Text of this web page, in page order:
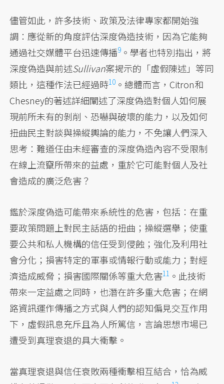
儘管如此，許多技術、政策及法律專家都開始強
調：應從新的角度評估深度偽造技術，因為它能夠
通過社交媒體平台迅速傳播9 。學者也特別指出，將
深度偽造與前述Sullivan案揭示的「虛假陳述」等同
類比， 這種作法已經過時10 。總體而言，Citron和
Chesney的著述詳細闡述了深度偽造對個人如何展
現前所未有的剝削、恐嚇與破壞的能力，以及如何
扭曲民主對談與操縱輿論的能力，不免讓人們深入
思考：難道任由未經審查的深度偽造內容不受限制
在線上流竄所帶來的益處，重於它可能對個人及社
會造成的廣泛危害？
鑑於深度偽造可能帶來系統性的危害，包括：在重
要政策問題上對民主話語的扭曲；操縱選舉；使重
要公共和私人機構的信任受到侵蝕；強化及利用社
會分化；損害特定的軍事或情報行動或能力；對經
濟造成威脅； 損害國際關係等重大危害11 。此技術
帶來一定益處之同時，也潛在許多重大危害；在網
路資訊運作傳播之方式與人們的認知偏見交互作用
下，虛假訊息充斥且為人所篤信，言論思想市場已
遭受到真理衰退的具大衝擊。
當真理衰退與信任衰敗兩種衝擊相互結合，恰為威